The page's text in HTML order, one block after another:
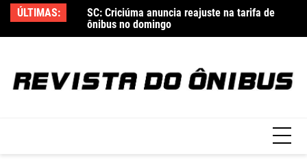
para
o
ÚLTIMAS:
acidente com
SC: Criciúma anuncia reajuste na tarifa de
ônibus no domingo